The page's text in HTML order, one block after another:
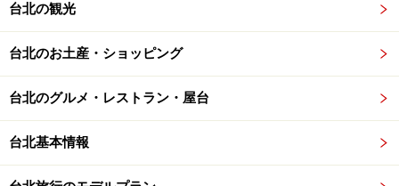
が500台湾元（約1,500円）でその内デポジットが100台
湾元（約300円）です。JRのSUICAやICOKAと同じよう
に機械にかざすだけで乗り降るできるうえ、MRTでは運
半額になる特典があります。 悠遊カーはMRT駅の窓口や
コンビニで購入できます。
台北の観光
台北のお土産・ショッピング
台北のグルメ・レストラン・屋台
台北基本情報